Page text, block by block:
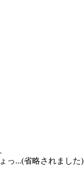
っ...(省略されました)